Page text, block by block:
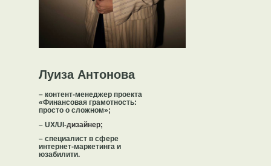
Луиза Антонова
– UX/UI-дизайнер;
– специалист в сфере
интернет-маркетинга и
юзабилити.
– контент-менеджер проекта
«Финансовая грамотность:
просто о сложном»;